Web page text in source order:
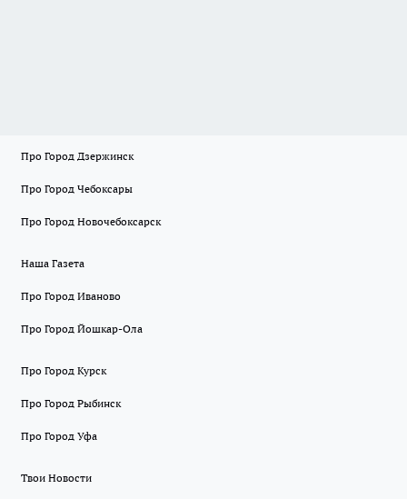
Про Город Дзержинск
Про Город Чебоксары
Про Город Новочебоксарск
Наша Газета
Про Город Иваново
Про Город Йошкар-Ола
Про Город Курск
Про Город Рыбинск
Про Город Уфа
Твои Новости